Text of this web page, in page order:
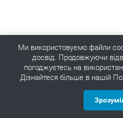
Ми використовуємо файли
досвід. Продовжуючи
погоджуєтесь на
Дізнайтеся більше в нашій